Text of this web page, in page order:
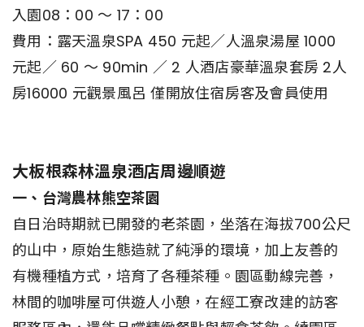
入園08：00 ～ 17：00
費用：露天溫泉SPA 450 元起／人溫泉湯屋 1000
元起／ 60 ～ 90min ／ 2 人酒店豪華溫泉套房 2人
房16000 元觀景風呂 僅開放住宿房客及會員使用
大板根森林溫泉酒店周邊順遊
一、台灣農林熊空茶園
自日治時期就已開發的老茶園，坐落在海拔700公尺
的山中，原始生態造就了純淨的環境，加上友善的
有機種植方式，培育了各種茶種。園區動線完善，
林間的咖啡屋可供遊人小憩，在經工寮改建的訪客